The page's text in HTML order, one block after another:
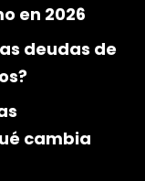
en 2026
deudas de
cambia